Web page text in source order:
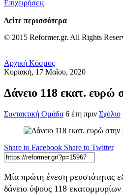
Επιχειρήσεις
Δείτε περισσότερα
© 2015 Reformer.gr. All Rights
Αρχική Κόσμος
Κυριακή, 17 Μαΐου, 2020
Δάνειο 118 εκατ.
Συντακτική Ομάδα 6 έτη πριν Σχόλιο
Share to Facebook Share to Twitter
Μία πρώτη ένεση ρευστότητας
δάνειο ύψους 118